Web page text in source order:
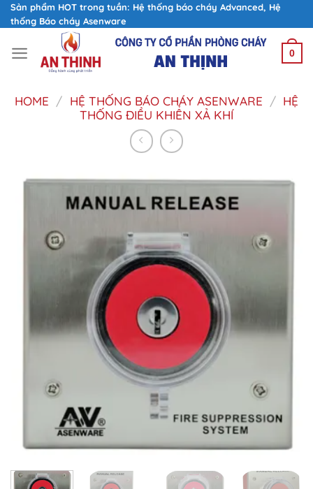
Skip
to
content
Sản phẩm HOT trong tuần: Hệ thống báo cháy Advanced, Hệ
thống Báo cháy Asenware
0
HOME / HỆ THỐNG BÁO CHÁY ASENWARE / HỆ
THỐNG ĐIỀU KHIỂN XẢ KHÍ